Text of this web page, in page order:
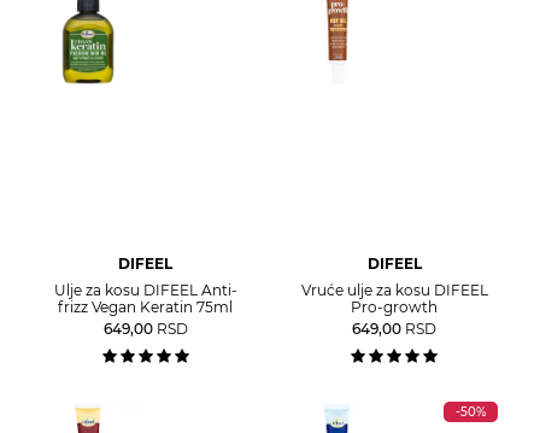
DIFEEL
Ulje za kosu DIFEEL Anti-
frizz Vegan Keratin 75ml
649,00 RSD
DIFEEL
Vruće ulje za kosu DIFEEL
Pro-growth
649,00 RSD
-50%